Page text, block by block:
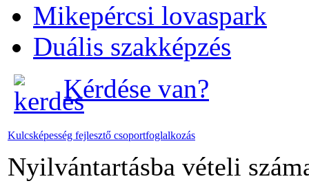
Mikepércsi lovaspark
Duális szakképzés
Kérdése van?
Kulcsképesség fejlesztő csoportfoglalkozás
Nyilvántartásba vételi